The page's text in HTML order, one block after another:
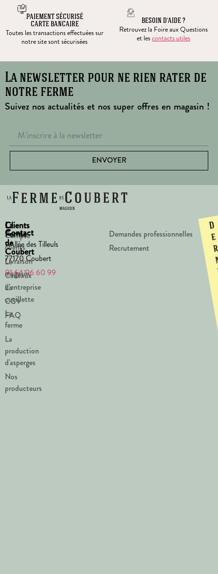
PAIEMENT SÉCURISÉ
CARTE BANCAIRE
Toutes les transactions effectuées sur
notre site sont sécurisées
BESOIN D’AIDE ?
Retrouvez la Foire aux Questions
et lescontacts utiles
La newsletter pour ne rien rater de
notre ferme
Suivez nos actualités et nos super offres en magasin !
ENVOYER
La
Ferme
de
Coubert
Le
magasin
La
cueillette
La
ferme
La
production
d'asperges
Nos
producteurs
Clients
Compte
clients
Livraison
Cadeaux
d’entreprise
CGV
FAQ
Contact
1 Allée des Tilleuls
77170 Coubert
01 64 06 60 99
Demandes professionnelles
Recrutement
D
e